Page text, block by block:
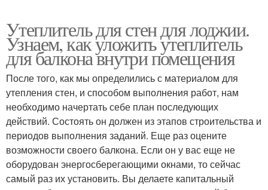
Утеплитель для стен для лоджии.
Узнаем, как уложить утеплитель
для балкона внутри помещения
После того, как мы определились с материалом для
утепления стен, и способом выполнения работ, нам
необходимо начертать себе план последующих
действий. Состоять он должен из этапов строительства и
периодов выполнения заданий. Еще раз оцените
возможности своего балкона. Если он у вас еще не
оборудован энергосберегающими окнами, то сейчас
самый раз их установить. Вы делаете капитальный